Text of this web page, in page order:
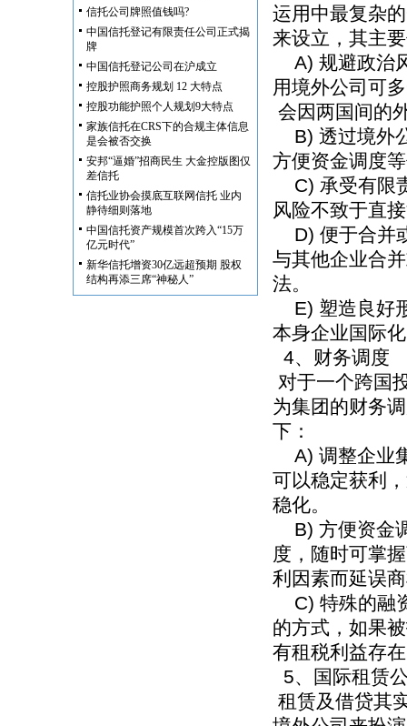
信托公司牌照值钱吗?
中国信托登记有限责任公司正式揭
牌
中国信托登记公司在沪成立
控股护照商务规划 12 大特点
控股功能护照个人规划9大特点
家族信托在CRS下的合规主体信息
是会被否交换
安邦“逼婚”招商民生 大金控版图仅
差信托
信托业协会摸底互联网信托 业内
静待细则落地
中国信托资产规模首次跨入“15万
亿元时代”
新华信托增资30亿远超预期 股权
结构再添三席“神秘人”
运用中最复杂
来设立，其主
A) 规避政治
用境外公司可
会因两国间的
B) 透过境外
方便资金调度
C) 承受有限
风险不致于直
D) 便于合并
与其他企业合
法。
E) 塑造良好
本身企业国际
4、财务调度
对于一个跨国
为集团的财务
下：
A) 调整企业
可以稳定获利
稳化。
B) 方便资金
度，随时可掌
利因素而延误
C) 特殊的融
的方式，如果
有租税利益存
5、国际租赁
租赁及借贷其